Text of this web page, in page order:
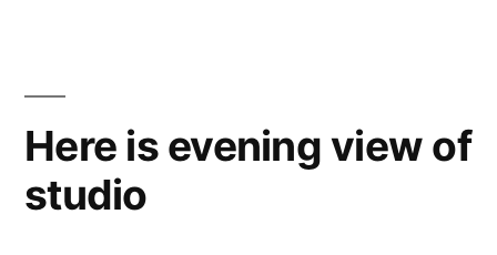
Here is evening view of
studio